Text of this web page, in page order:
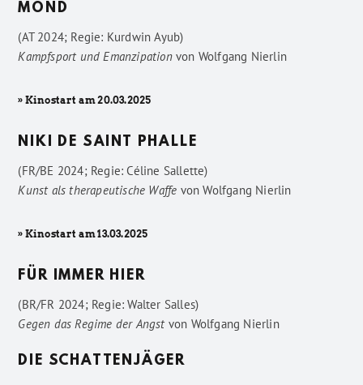
MOND
(AT 2024; Regie: Kurdwin Ayub)
Kampfsport und Emanzipationvon Wolfgang Nierlin
» Kinostart am 20.03.2025
NIKI DE SAINT PHALLE
(FR/BE 2024; Regie: Céline Sallette)
Kunst als therapeutische Waffe vonWolfgang Nierlin
» Kinostart am 13.03.2025
FÜR IMMER HIER
(BR/FR 2024; Regie: Walter Salles)
Gegen das Regime der Angstvon Wolfgang Nierlin
DIE SCHATTENJÄGER